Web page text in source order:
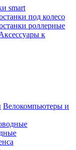
smart
под колесо
роллерные
к
Велокомпьютеры и